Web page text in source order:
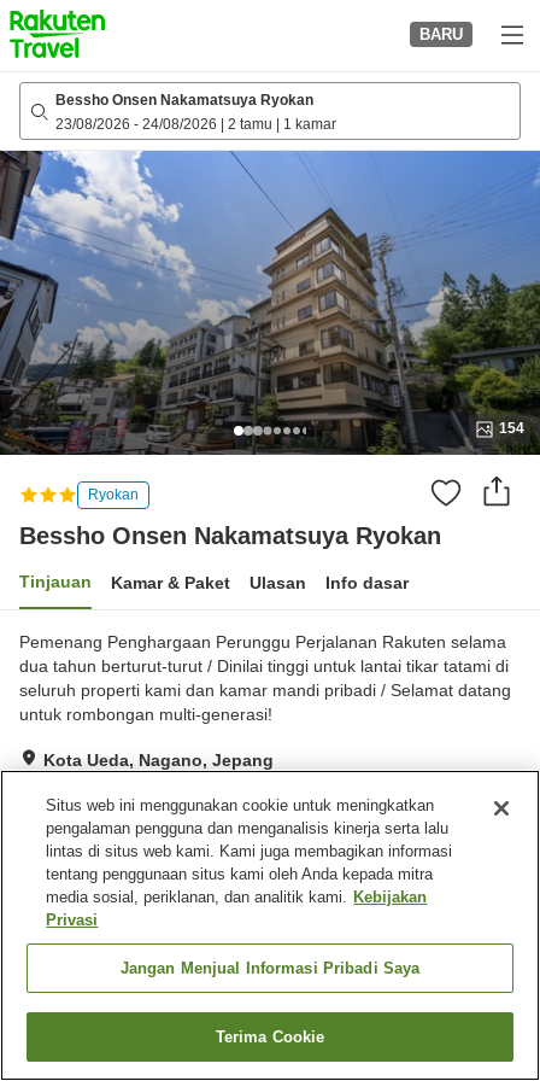
to
top
page
BARU
Bessho Onsen Nakamatsuya Ryokan
23/08/2026 - 24/08/2026 2 tamu 1 kamar
154
Ryokan
Bessho Onsen Nakamatsuya Ryokan
Tinjauan Kamar & Paket Ulasan Info dasar
Pemenang Penghargaan Perunggu Perjalanan Rakuten selama
dua tahun berturut-turut / Dinilai tinggi untuk lantai tikar tatami di
seluruh properti kami dan kamar mandi pribadi / Selamat datang
untuk rombongan multi-generasi!
Kota Ueda, Nagano, Jepang
Luar biasa Ulasan:204
Fasilitas properti
Tempat parkir
Beranda Jepang Nagano
Kota Ueda
Bessho Onsen Nakamatsuya RyokanCari kamar
Situs web ini menggunakan cookie untuk meningkatkan
pengalaman pengguna dan menganalisis kinerja serta lalu
lintas di situs web kami. Kami juga membagikan informasi
tentang penggunaan situs kami oleh Anda kepada mitra
media sosial, periklanan, dan analitik kami. Kebijakan
Privasi
Jangan Menjual Informasi Pribadi Saya
Terima Cookie